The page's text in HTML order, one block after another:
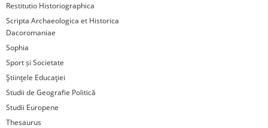
Restitutio Historiographica
Scripta Archaeologica et Historica
Dacoromaniae
Sophia
Sport și Societate
Ştiinţele Educaţiei
Studii de Geografie Politică
Studii Europene
Thesaurus